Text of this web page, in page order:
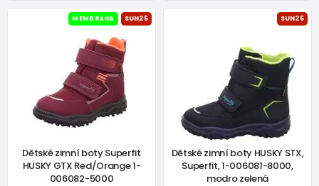
MEMBRÁNA SUN25
Dětské zimní boty Superfit
HUSKY GTX Red/Orange 1-
006082-5000
SUN25
Dětské zimní boty HUSKY STX,
Superfit, 1-006081-8000,
modro zelená